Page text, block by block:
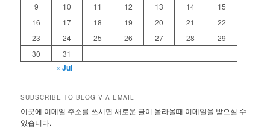
9
10 11 12 13 14
15
16
17 18 19 20 21
22
23
24 25 26 27 28
29
30
31
« Jul
SUBSCRIBE TO BLOG VIA EMAIL
이곳에 이메일 주소를 쓰시면 새로운 글이 올라올때 이메일을 받으실 수
있습니다.